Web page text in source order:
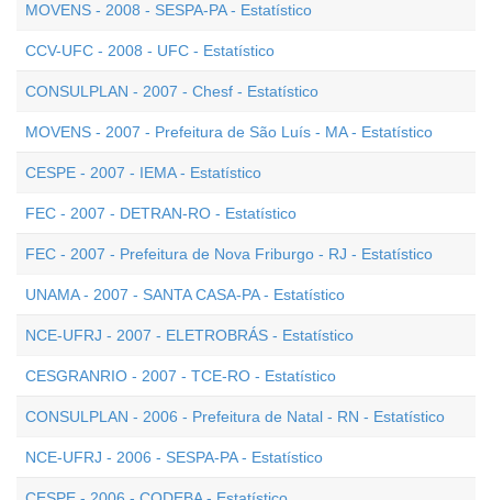
MOVENS - 2008 - SESPA-PA - Estatístico
CCV-UFC - 2008 - UFC - Estatístico
CONSULPLAN - 2007 - Chesf - Estatístico
MOVENS - 2007 - Prefeitura de São Luís - MA - Estatístico
CESPE - 2007 - IEMA - Estatístico
FEC - 2007 - DETRAN-RO - Estatístico
FEC - 2007 - Prefeitura de Nova Friburgo - RJ - Estatístico
UNAMA - 2007 - SANTA CASA-PA - Estatístico
NCE-UFRJ - 2007 - ELETROBRÁS - Estatístico
CESGRANRIO - 2007 - TCE-RO - Estatístico
CONSULPLAN - 2006 - Prefeitura de Natal - RN - Estatístico
NCE-UFRJ - 2006 - SESPA-PA - Estatístico